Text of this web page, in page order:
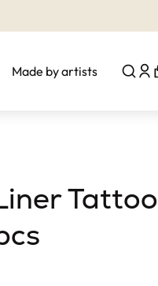
Made by artists
Tattoo